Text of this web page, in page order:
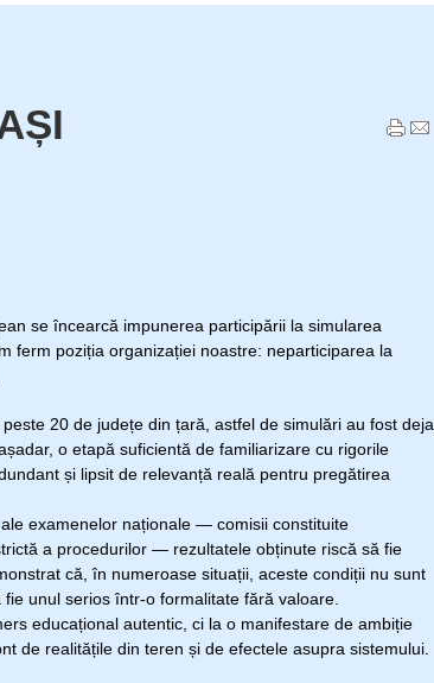
se încearcă impunerea participării la simularea
ferm poziția organizației noastre: neparticiparea la
20 de județe din țară, astfel de simulări au fost deja
o etapă suficientă de familiarizare cu rigorile
și lipsit de relevanță reală pentru pregătirea
examenelor naționale — comisii constituite
a procedurilor — rezultatele obținute riscă să fie
că, în numeroase situații, aceste condiții nu sunt
unul serios într-o formalitate fără valoare.
educațional autentic, ci la o manifestare de ambiție
de realitățile din teren și de efectele asupra sistemului.